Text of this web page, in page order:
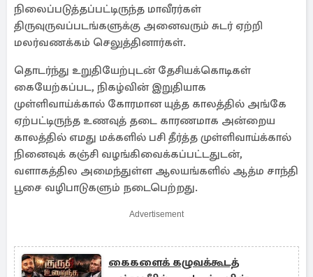
நிலைப்படுத்தப்பட்டிருந்த மாவீரர்கள்
திருவுருவப்படங்களுக்கு அனைவரும் சுடர் ஏற்றி
மலர்வணக்கம் செலுத்தினார்கள்.
தொடர்ந்து உறுதியேற்புடன் தேசியக்கொடிகள்
கையேற்கப்பட, நிகழ்வி்ன் இறுதியாக
முள்ளிவாய்க்கால் கோரமான யுத்த காலத்தில் அங்கே
ஏற்பட்டிருந்த உணவுத் தடை காரணமாக அன்றைய
காலத்தில் எமது மக்களில் பசி தீர்த்த முள்ளிவாய்க்கால்
நினைவுக் கஞ்சி வழங்கிவைக்கப்பட்டதுடன்,
வளாகத்தில அமைந்துள்ள ஆலயங்களில் ஆத்ம சாந்தி
பூசை வழிபாடுகளும் நடைபெற்றது.
Advertisement
கைகளைக் கழுவக்கூடத்